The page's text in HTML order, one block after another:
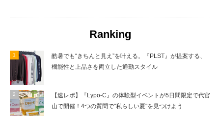
Ranking
酷暑でも“きちんと見え”を叶える。『PLST』が提案する、
機能性と上品さを両立した通勤スタイル
【速レポ】『Lypo-C』の体験型イベントが5日間限定で代官
山で開催！4つの質問で"私らしい夏"を見つけよう